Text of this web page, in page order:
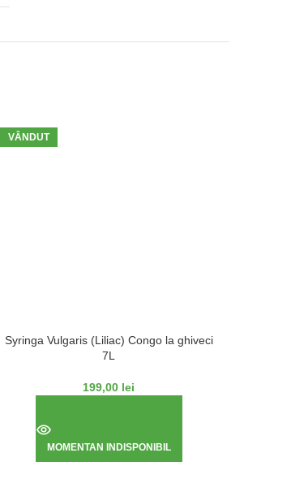
VÂNDUT
Syringa Vulgaris (Liliac) Congo la ghiveci
7L
199,00 lei
MOMENTAN INDISPONIBIL